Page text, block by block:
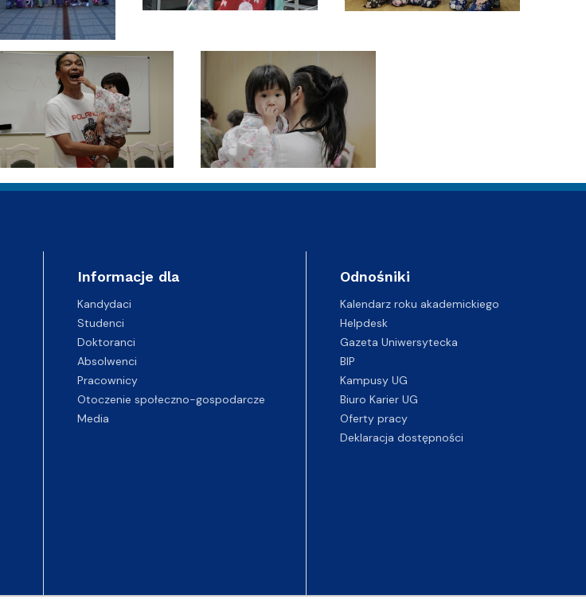
Informacje dla
Kandydaci
Studenci
Doktoranci
Absolwenci
Pracownicy
Otoczenie społeczno-gospodarcze
Media
Odnośniki
Kalendarz roku akademickiego
Helpdesk
Gazeta Uniwersytecka
BIP
Kampusy UG
Biuro Karier UG
Oferty pracy
Deklaracja dostępności